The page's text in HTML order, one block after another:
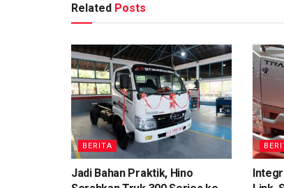
Related Posts
BERITA
Jadi Bahan Praktik, Hino